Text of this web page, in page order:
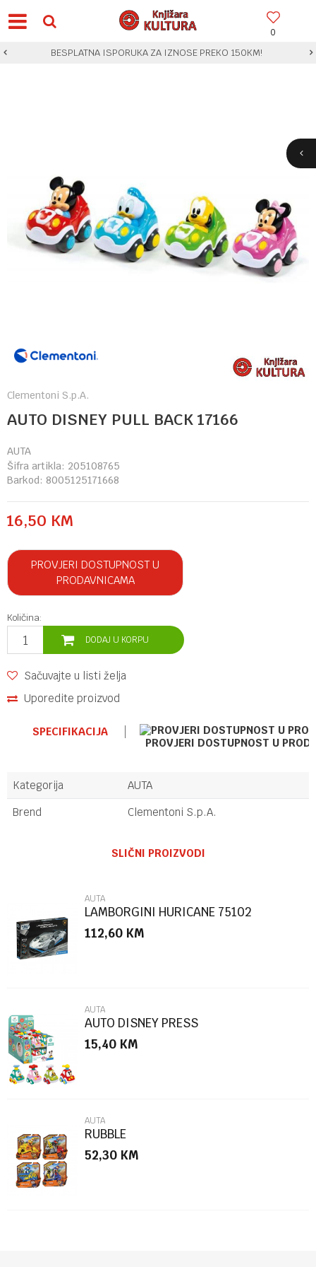
0
BESPLATNA ISPORUKA ZA IZNOSE PREKO 150KM!
Clementoni S.p.A.
AUTO DISNEY PULL BACK 17166
AUTA
Šifra artikla: 205108765
Barkod: 8005125171668
16,50 KM
PROVJERI DOSTUPNOST U
PRODAVNICAMA
Količina:
DODAJ U KORPU
Sačuvajte u listi želja
Uporedite proizvod
SPECIFIKACIJA
PROVJERI DOSTUPNOST U
Kategorija
AUTA
Brend
Clementoni S.p.A.
Poruka
POŠALJI
SLIČNI PROIZVODI
AUTA
LAMBORGINI HURICANE 75102
112,60 KM
AUTA
AUTO DISNEY PRESS
15,40 KM
AUTA
RUBBLE
52,30 KM